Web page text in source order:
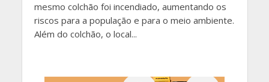
mesmo colchão foi incendiado, aumentando os
riscos para a população e para o meio ambiente.
Além do colchão, o local...